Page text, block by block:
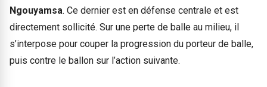
Ngouyamsa. Ce dernier est en défense centrale et est
directement sollicité. Sur une perte de balle au milieu, il
s’interpose pour couper la progression du porteur de balle,
puis contre le ballon sur l’action suivante.